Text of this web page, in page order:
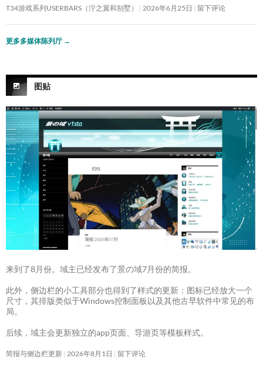
T34游戏系列USERBARS（泞之翼和别墅） 2026年6月25日 留下评论
更多多媒体陈列厅 →
图贴
来到了8月份。域主已经发布了景の域7月份的简报。
此外，侧边栏的小工具部分也得到了样式的更新：图标已经放大一个
尺寸，其排版类似于Windows控制面板以及其他古早软件中常见的布
局。
后续，域主会更新独立的app页面、导游页等模板样式。
简报与侧边栏更新 2026年8月1日 留下评论